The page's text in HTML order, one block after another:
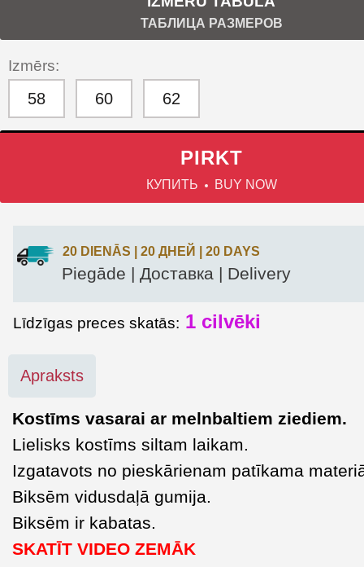
ТАБЛИЦА РАЗМЕРОВ
Izmērs:
58 60 62
PIRKT
КУПИТЬ BUY NOW
20 DIENĀS | 20 ДНЕЙ | 20 DAYS
Piegāde | Доставка | Delivery
Līdzīgas preces skatās: 1 cilvēki
Apraksts
Kostīms vasarai ar melnbaltiem ziediem.
Lielisks kostīms siltam laikam.
Izgatavots no pieskārienam patīkama
Biksēm vidusdaļā gumija.
Biksēm ir kabatas.
SKATĪT VIDEO ZEMĀK